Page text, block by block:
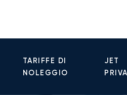
TARIFFE DI
NOLEGGIO
JET